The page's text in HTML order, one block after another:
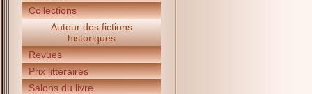
Collections
Autour des fictions
historiques
Revues
Prix littéraires
Salons du livre